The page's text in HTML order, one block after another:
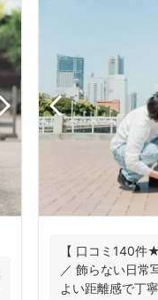
【 口コミ140
／ 飾らない日
よい距離感で丁